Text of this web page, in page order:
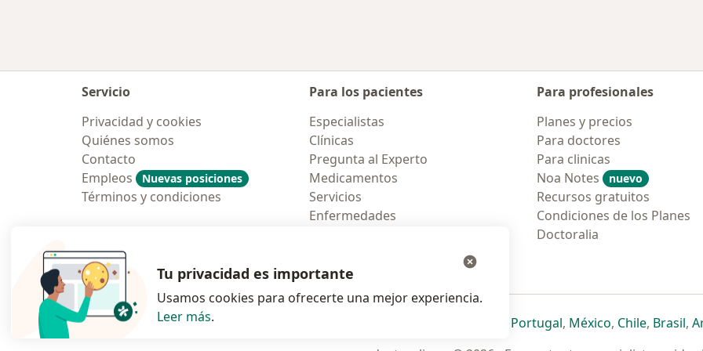
Servicio
Privacidad y cookies
Quiénes somos
Contacto
Empleos
Nuevas posiciones
Términos y condiciones
Para los pacientes
Especialistas
Clínicas
Pregunta al Experto
Medicamentos
Servicios
Enfermedades
Para profesionales
Planes y precios
Para doctores
Para clinicas
Noa Notes
nuevo
Recursos gratuitos
Condiciones de los Planes
Doctoralia
Polska se abre en una nueva pestaña
se abre en una nueva pestaña
se abre en una nueva pestaña
se abre en una nueva pestaña
Portugalse abre en una nueva
, Méxicose abre en una
, Chilese abre
, Brasilse
,
Tu privacidad es importante
Usamos cookies para ofrecerte una mejor experiencia.
Leer más.